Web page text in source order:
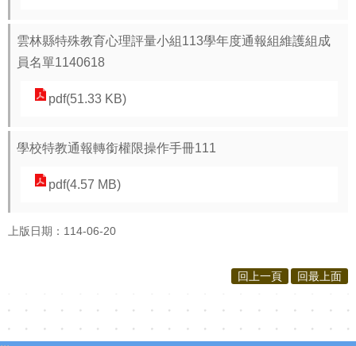
雲林縣特殊教育心理評量小組113學年度通報組維護組成
員名單1140618
pdf(51.33 KB)
學校特教通報轉銜權限操作手冊111
pdf(4.57 MB)
上版日期：114-06-20
回上一頁 回最上面